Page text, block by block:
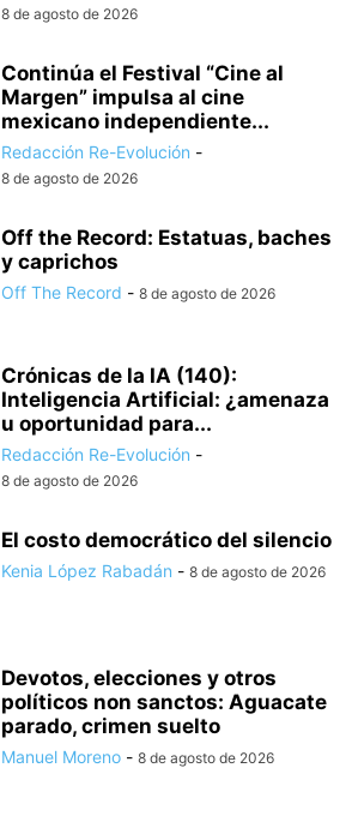
8 de agosto de 2026
Continúa el Festival “Cine al
Margen” impulsa al cine
mexicano independiente...
Redacción Re-Evolución -
8 de agosto de 2026
Off the Record: Estatuas, baches
y caprichos
Off The Record - 8 de agosto de 2026
Crónicas de la IA (140):
Inteligencia Artificial: ¿amenaza
u oportunidad para...
Redacción Re-Evolución -
8 de agosto de 2026
El costo democrático del silencio
Kenia López Rabadán - 8 de agosto de 2026
Devotos, elecciones y otros
políticos non sanctos: Aguacate
parado, crimen suelto
Manuel Moreno - 8 de agosto de 2026